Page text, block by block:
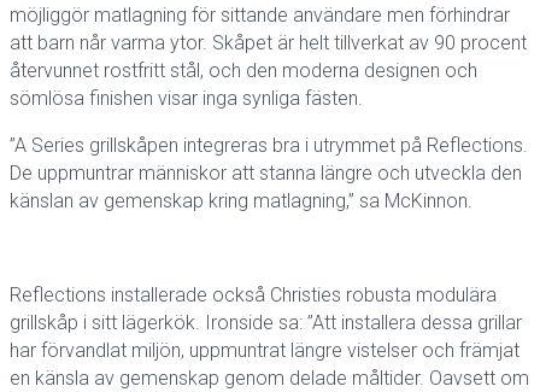
möjliggör matlagning för sittande användare men förhindrar
att barn når varma ytor. Skåpet är helt tillverkat av 90 procent
återvunnet rostfritt stål, och den moderna designen och
sömlösa finishen visar inga synliga fästen.
”A Series grillskåpen integreras bra i utrymmet på Reflections.
De uppmuntrar människor att stanna längre och utveckla den
känslan av gemenskap kring matlagning,” sa McKinnon.
Reflections installerade också Christies robusta modulära
grillskåp i sitt lägerkök. Ironside sa: ”Att installera dessa grillar
har förvandlat miljön, uppmuntrat längre vistelser och främjat
en känsla av gemenskap genom delade måltider. Oavsett om